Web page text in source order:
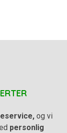
og vi
personlig